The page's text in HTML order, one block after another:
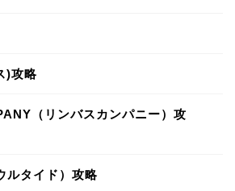
)攻略
（リンバスカンパニー）攻
タイド）攻略